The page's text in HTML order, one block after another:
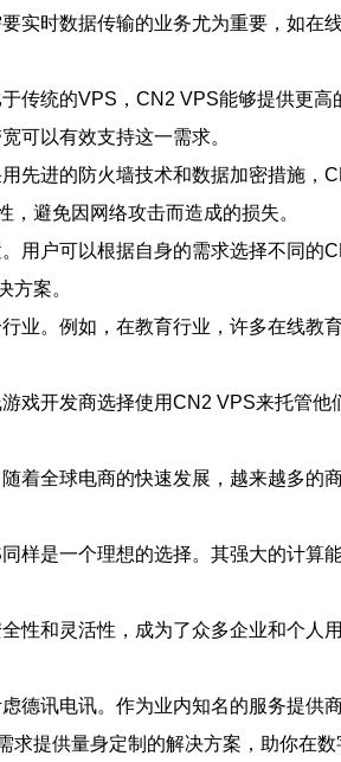
实时数据传输的业务尤为重要，如在
传统的VPS，CN2 VPS能够提供更
可以有效支持这一需求。
先进的防火墙技术和数据加密措施，
避免因网络攻击而造成的损失。
用户可以根据自身的需求选择不同
方案。
业。例如，在教育行业，许多在线教
戏开发商选择使用CN2 VPS来托管
着全球电商的快速发展，越来越多
样是一个理想的选择。其强大的计
性和灵活性，成为了众多企业和个
德讯电讯。作为业内知名的服务提
提供量身定制的解决方案，助你在数